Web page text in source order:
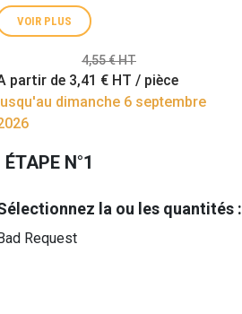
VOIR PLUS
4,55 € HT
partir de 3,41 € HT / pièce
dimanche 6 septembre
ÉTAPE N°1
la ou les quantités :
Request